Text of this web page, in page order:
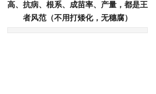
高、抗病、根系、成苗率、产量，都是王
者风范（不用打矮化，无穗腐）